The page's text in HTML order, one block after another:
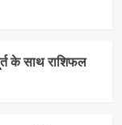
के साथ राशिफल